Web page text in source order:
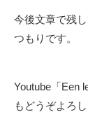
今後文章で残
つもりです。
Youtube「Een
もどうぞよろ